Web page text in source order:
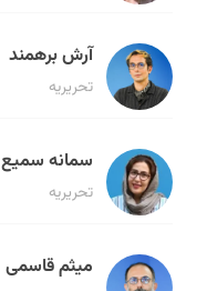
آرش برهمند
تحریریه
سمانه سمیع
تحریریه
میثم قاسمی